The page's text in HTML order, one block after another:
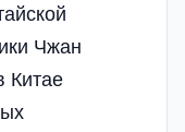
Чжан
Китае